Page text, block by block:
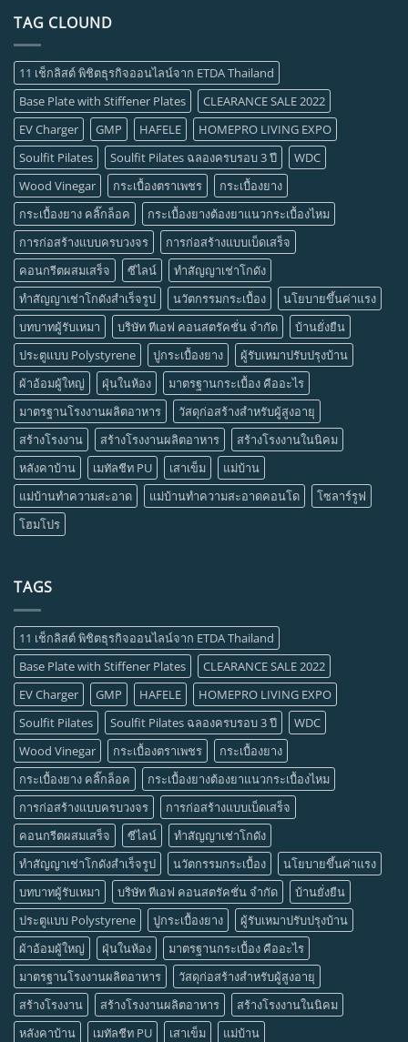
TAG CLOUND
11 เช็กลิสต์ พิชิตธุรกิจออนไลน์จาก ETDA Thailand
Base Plate with Stiffener Plates
CLEARANCE SALE 2022
EV Charger
GMP HAFELE
HOMEPRO LIVING EXPO
Soulfit Pilates
Soulfit Pilates ฉลองครบรอบ 3 ปี
WDC
Wood Vinegar
กระเบื้องตราเพชร
กระเบื้องยาง
กระเบื้องยาง คลิ๊กล็อค
กระเบื้องยางต้องยาแนวกระเบื้องไหม
การก่อสร้างแบบครบวงจร
การก่อสร้างแบบเบ็ดเสร็จ
คอนกรีตผสมเสร็จ
ซีไลน์
ทำสัญญาเช่าโกดัง
ทำสัญญาเช่าโกดังสำเร็จรูป
นวัตกรรมกระเบื้อง
นโยบายขึ้นค่าแรง
บทบาทผู้รับเหมา
บริษัท ทีเอฟ คอนสตรัคชั่น จำกัด
บ้านยั่งยืน
ประตูแบบ Polystyrene
ปูกระเบื้องยาง
ผู้รับเหมาปรับปรุงบ้าน
ผ้าอ้อมผู้ใหญ่
ฝุ่นในห้อง
มาตรฐานกระเบื้อง คืออะไร
มาตรฐานโรงงานผลิตอาหาร
วัสดุก่อสร้างสำหรับผู้สูงอายุ
สร้างโรงงาน
สร้างโรงงานผลิตอาหาร
สร้างโรงงานในนิคม
หลังคาบ้าน
เมทัลชีท PU เสาเข็ม
แม่บ้าน
แม่บ้านทำความสะอาด
แม่บ้านทำความสะอาดคอนโด
โซลาร์รูฟ
โฮมโปร
TAGS
11 เช็กลิสต์ พิชิตธุรกิจออนไลน์จาก ETDA Thailand
Base Plate with Stiffener Plates
CLEARANCE SALE 2022
EV Charger
GMP HAFELE
HOMEPRO LIVING EXPO
Soulfit Pilates
Soulfit Pilates ฉลองครบรอบ 3 ปี
WDC
Wood Vinegar
กระเบื้องตราเพชร
กระเบื้องยาง
กระเบื้องยาง คลิ๊กล็อค
กระเบื้องยางต้องยาแนวกระเบื้องไหม
การก่อสร้างแบบครบวงจร
การก่อสร้างแบบเบ็ดเสร็จ
คอนกรีตผสมเสร็จ
ซีไลน์
ทำสัญญาเช่าโกดัง
ทำสัญญาเช่าโกดังสำเร็จรูป
นวัตกรรมกระเบื้อง
นโยบายขึ้นค่าแรง
บทบาทผู้รับเหมา
บริษัท ทีเอฟ คอนสตรัคชั่น จำกัด
บ้านยั่งยืน
ประตูแบบ Polystyrene
ปูกระเบื้องยาง
ผู้รับเหมาปรับปรุงบ้าน
ผ้าอ้อมผู้ใหญ่
ฝุ่นในห้อง
มาตรฐานกระเบื้อง คืออะไร
มาตรฐานโรงงานผลิตอาหาร
วัสดุก่อสร้างสำหรับผู้สูงอายุ
สร้างโรงงาน
สร้างโรงงานผลิตอาหาร
สร้างโรงงานในนิคม
หลังคาบ้าน
เมทัลชีท PU เสาเข็ม แม่บ้าน